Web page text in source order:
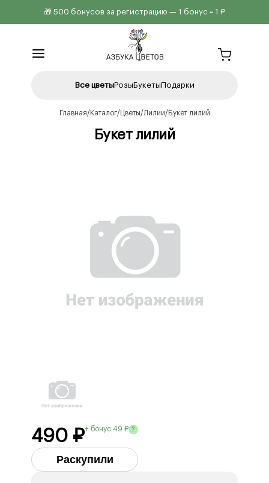
🎁 500 бонусов за регистрацию — 1 бонус = 1 ₽
Все цветыРозыБукетыПодарки
Главная Каталог Цветы Лилии Букет лилий
Букет лилий
490 ₽+ бонус 49 ₽ ?
Раскупили